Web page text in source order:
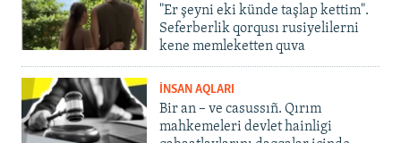
"Er şeyni eki künde taşlap kettim".
Seferberlik qorqusı rusiyelilerni
kene memleketten quva
İNSAN AQLARI
Bir an – ve casussıñ. Qırım
mahkemeleri devlet hainligi